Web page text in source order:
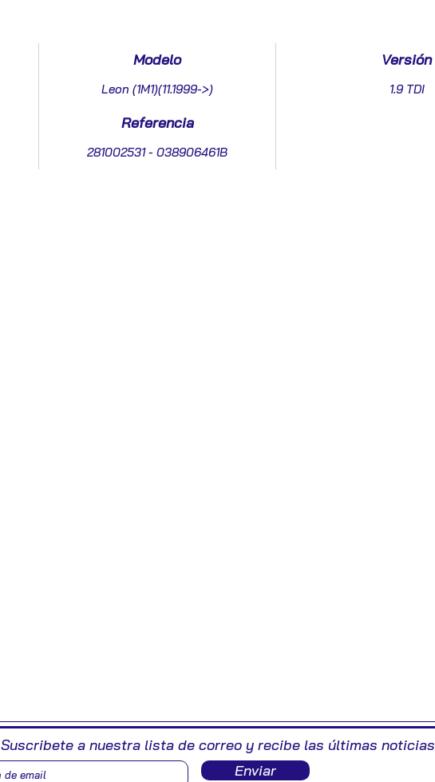
Modelo
Leon (1M1)(11.1999->)
Versión
1.9 TDI
Referencia
281002531 - 038906461B
Suscribete a nuestra lista de correo y recibe las últimas noticias
Enviar